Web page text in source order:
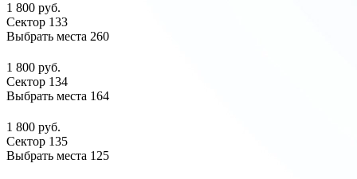
1 800 руб.
Сектор 133
Выбрать места 260
1 800 руб.
Сектор 134
Выбрать места 164
1 800 руб.
Сектор 135
Выбрать места 125